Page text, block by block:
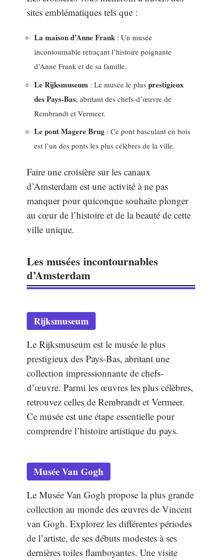
sites emblématiques tels que :
La maison d’Anne Frank : Un musée
incontournable retraçant l’histoire poignante
d’Anne Frank et de sa famille.
Le Rijksmuseum : Le musée le plus prestigieux
des Pays-Bas, abritant des chefs-d’œuvre de
Rembrandt et Vermeer.
Le pont Magere Brug : Ce pont basculant en bois
est l’un des ponts les plus célèbres de la ville.
Faire une croisière sur les canaux
d’Amsterdam est une activité à ne pas
manquer pour quiconque souhaite plonger
au cœur de l’histoire et de la beauté de cette
ville unique.
Les musées incontournables
d’Amsterdam
Rijksmuseum
Le Rijksmuseum est le musée le plus
prestigieux des Pays-Bas, abritant une
collection impressionnante de chefs-
d’œuvre. Parmi les œuvres les plus célèbres,
retrouvez celles de Rembrandt et Vermeer.
Ce musée est une étape essentielle pour
comprendre l’histoire artistique du pays.
Musée Van Gogh
Le Musée Van Gogh propose la plus grande
collection au monde des œuvres de Vincent
van Gogh. Explorez les différentes périodes
de l’artiste, de ses débuts modestes à ses
dernières toiles flamboyantes. Une visite